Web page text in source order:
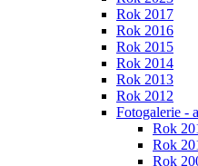
Rok 2017
Rok 2016
Rok 2015
Rok 2014
Rok 2013
Rok 2012
Fotogalerie -
Rok
Rok
Rok